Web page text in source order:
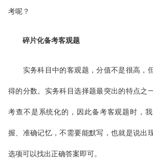
考呢？
碎片化备考客观题
实务科目中的客观题，分值不是很高，
得的分数。实务科目选择题最突出的特点之
考查不是系统化的，因此备考客观题时，
握、准确记忆，不需要能默写，也就是说出
选项可以找出正确答案即可。